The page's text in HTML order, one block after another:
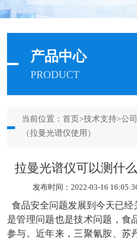
产品中心
PRODUCT
当前位置： 首页 >技术支持>公
（拉曼光谱仪使用）
拉曼光谱仪可以测什
发布时间：2022-03-16
食品安全问题发展到今天已经
是管理问题也是技术问题，食
参与。近年来，三聚氰胺、苏